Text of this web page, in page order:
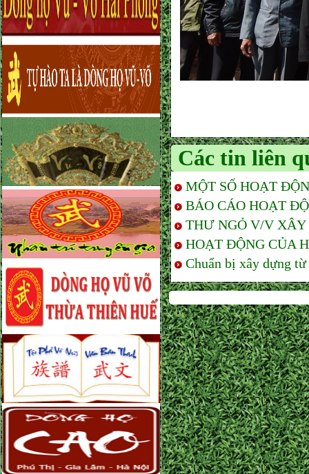
Các tin liên
MỘT SỐ HOẠT
BÁO CÁO HOẠT
THƯ NGỎ V/V
HOẠT ĐỘNG CỦA
Chuẩn bị xây dựng